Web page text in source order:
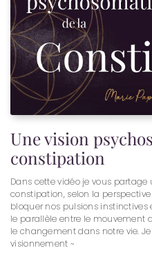
Une vision
constipation
Dans cette vidéo je vous
constipation, selon la
bloquer nos pulsions
le parallèle entre le mouvement
le changement dans notre vie.
visionnement ​​~